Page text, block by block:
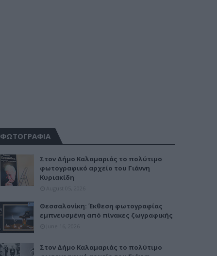
ΦΩΤΟΓΡΑΦΙΑ
Στον Δήμο Καλαμαριάς το πολύτιμο
φωτογραφικό αρχείο του Γιάννη
Κυριακίδη
Θεσσαλονίκη: Έκθεση φωτογραφίας
εμπνευσμένη από πίνακες ζωγραφικής
Στον Δήμο Καλαμαριάς το πολύτιμο